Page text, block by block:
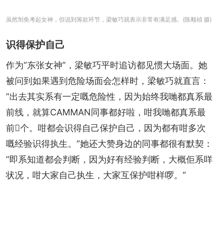
虽然㓥鱼考起女神，但说到筹款环节，梁敏巧就表示非常有满足感。(陈顺祯 摄)
识得保护自己
作为“东张女神”，梁敏巧平时追访都见惯大场面。她
被问到如果遇到危险场面会怎样时，梁敏巧就直言：
“出去其实系有一定嘅危险性，因为始终我哋都真系最
前线，就算CAMMAN同事都好啦，咁我哋都真系最
前𠮶个。咁都会识得自己保护自己，因为都有咁多次
嘅经验识得执生。”她还大赞身边的同事都很有默契：
“即系知道都会判断，因为好有经验判断，大概佢系咩
状况，咁大家自己执生，大家互保护咁样啰。”